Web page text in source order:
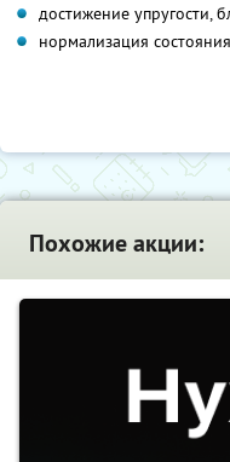
достижение упругости,
нормализация
Похожие акции: